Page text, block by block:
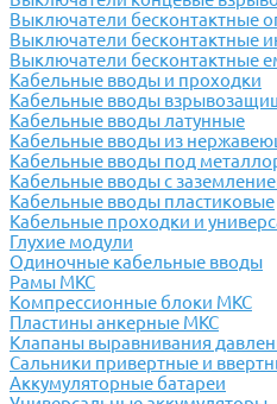
Выключатели бесконтактные
Выключатели бесконтактные
Выключатели бесконтактные
Кабельные вводы и проходки
Кабельные вводы
Кабельные вводы латунные
Кабельные вводы из
Кабельные вводы под
Кабельные вводы с
Кабельные вводы пластиковые
Кабельные проходки и
Глухие модули
Одиночные кабельные вводы
Рамы МКС
Компрессионные блоки МКС
Пластины анкерные МКС
Клапаны выравнивания
Сальники привертные и
Аккумуляторные батареи